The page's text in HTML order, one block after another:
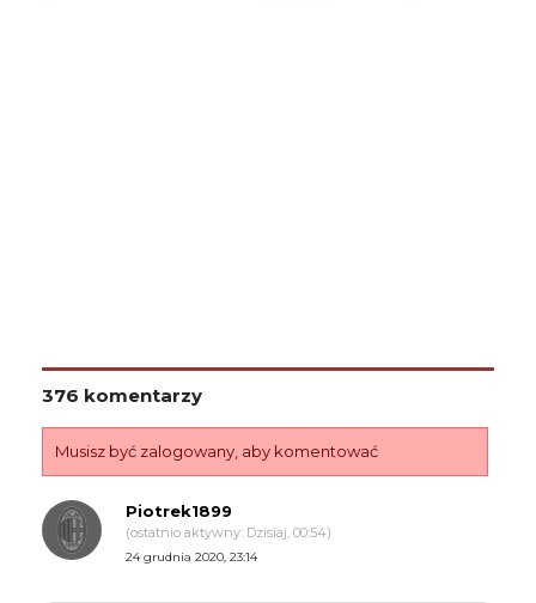
376 komentarzy
Musisz być zalogowany, aby komentować
Piotrek1899
(ostatnio aktywny: Dzisiaj, 00:54)
24 grudnia 2020, 23:14